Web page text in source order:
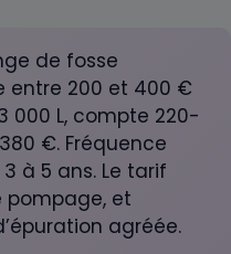
de fosse
entre 200 et 400 €
000 L, compte 220-
€. Fréquence
à 5 ans. Le tarif
pompage, et
agréée.